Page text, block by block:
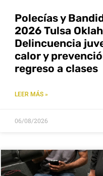
Polecías y
2026 Tulsa
Delincuencia
calor y
regreso a clases
LEER MÁS »
06/08/2026